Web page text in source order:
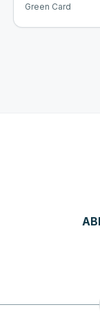
Green Card